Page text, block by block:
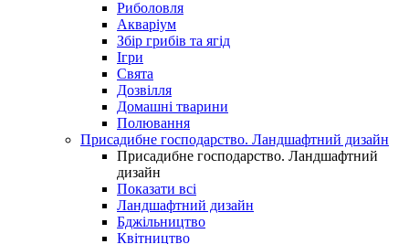
Риболовля
Акваріум
Збір грибів та ягід
Ігри
Свята
Дозвілля
Домашні тварини
Полювання
Присадибне господарство. Ландшафтний дизайн
Присадибне господарство. Ландшафтний
дизайн
Показати всі
Ландшафтний дизайн
Бджільництво
Квітництво